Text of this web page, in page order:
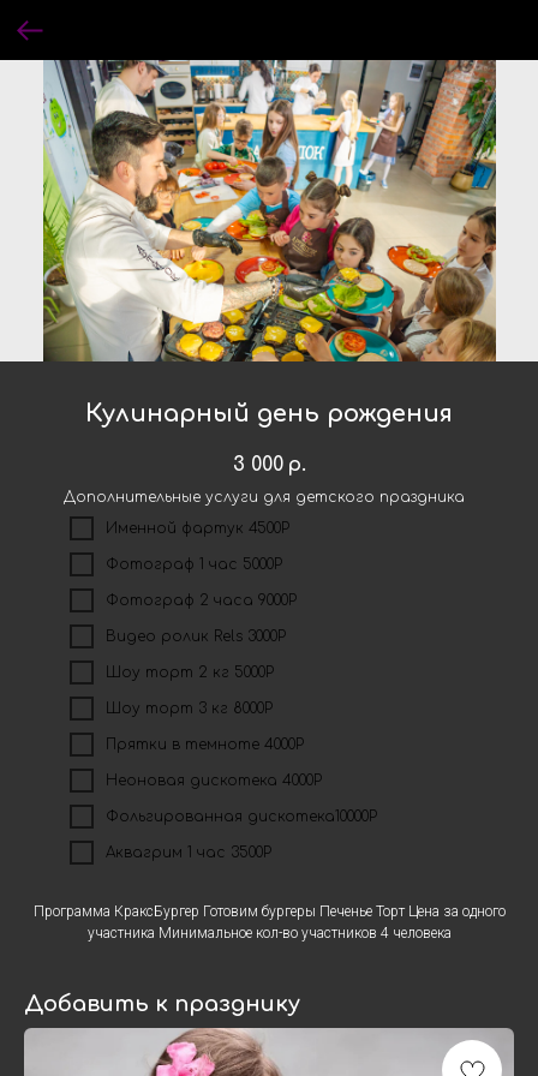
Кулинарный день рождения
3 000 р.
Дополнительные услуги для детского праздника
Именной фартук 4500Р
Фотограф 1 час 5000Р
Фотограф 2 часа 9000Р
Видео ролик Rels 3000Р
Шоу торт 2 кг 5000Р
Шоу торт 3 кг 8000Р
Прятки в темноте 4000Р
Неоновая дискотека 4000Р
Фольгированная дискотека10000Р
Аквагрим 1 час 3500Р
Программа КраксБургер Готовим бургеры Печенье Торт Цена за одного
участника Минимальное кол-во участников 4 человека
Добавить к празднику